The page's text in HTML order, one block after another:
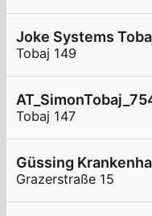
Joke Systems
Tobaj 149
Tobaj 147
Güssing
Grazerstraße 15